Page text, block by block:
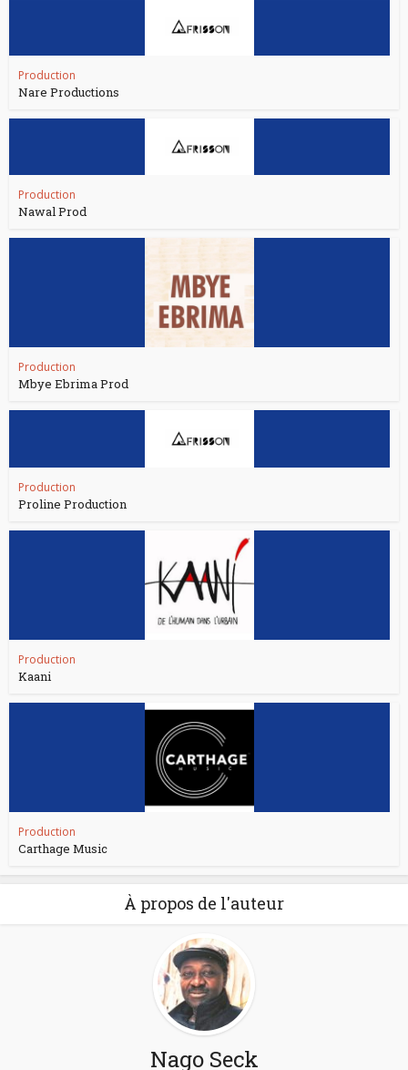
Production
Nare Productions
Production
Nawal Prod
Production
Mbye Ebrima Prod
Production
Proline Production
Production
Kaani
Production
Carthage Music
À propos de l'auteur
Nago Seck